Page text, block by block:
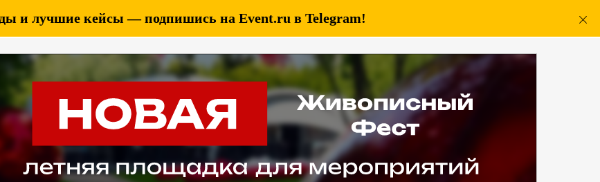
и лучшие кейсы — подпишись на Event.ru в Telegram!